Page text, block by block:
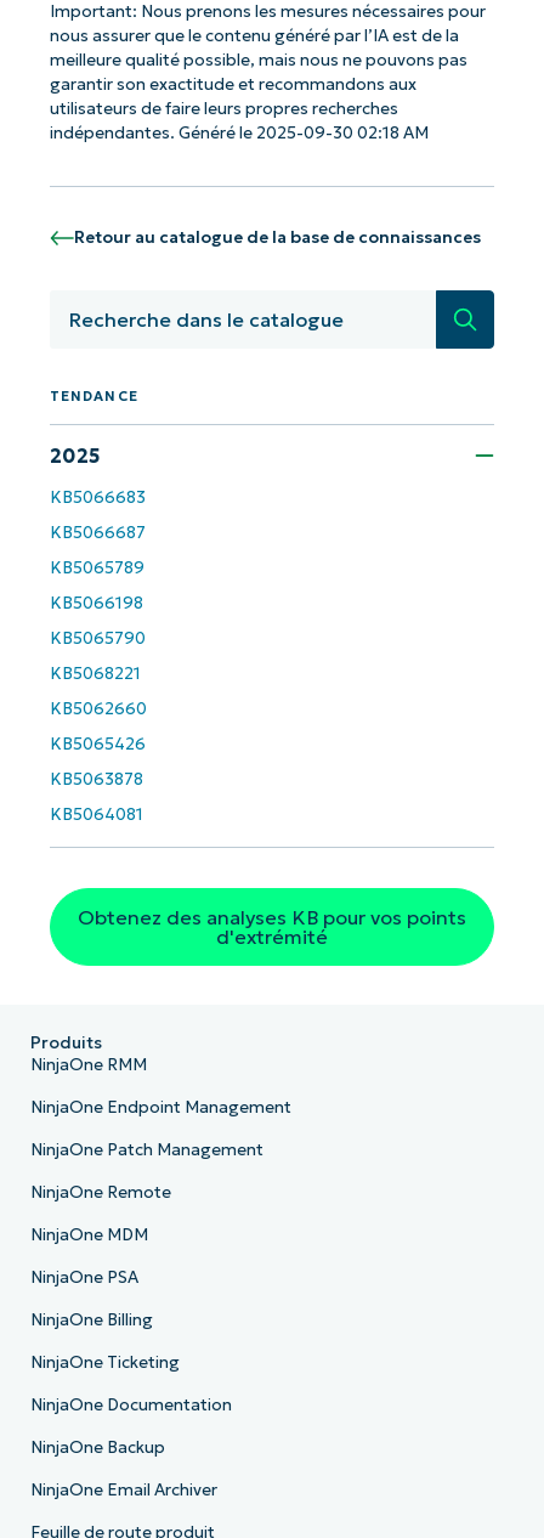
Important: Nous prenons les mesures nécessaires pour
nous assurer que le contenu généré par l’IA est de la
meilleure qualité possible, mais nous ne pouvons pas
garantir son exactitude et recommandons aux
utilisateurs de faire leurs propres recherches
indépendantes. Généré le 2025-09-30 02:18 AM
Retour au catalogue de la base de connaissances
TENDANCE
2025
KB5066683
KB5066687
KB5065789
KB5066198
KB5065790
KB5068221
KB5062660
KB5065426
KB5063878
KB5064081
Obtenez des analyses KB pour vos points
d'extrémité
Commencez avec les analyses de KB
pilotées par l'IA de NinjaOne !
First
name*
Pays
Company
name*
Produits
NinjaOne RMM
NinjaOne Endpoint Management
NinjaOne Patch Management
NinjaOne Remote
NinjaOne MDM
NinjaOne PSA
NinjaOne Billing
NinjaOne Ticketing
NinjaOne Documentation
NinjaOne Backup
NinjaOne Email Archiver
Feuille de route produit